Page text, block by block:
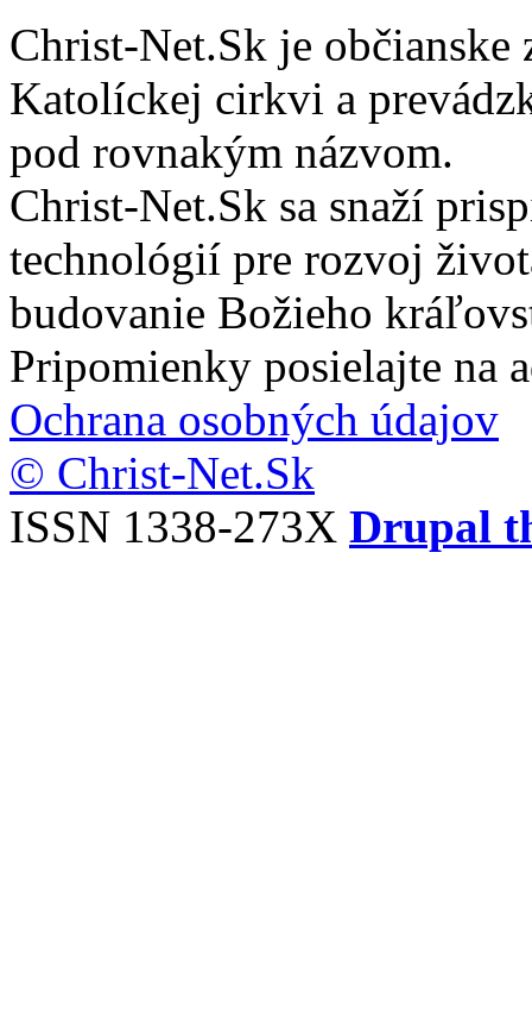
Christ-Net.Sk je
Katolíckej cirkvi a
pod rovnakým názvom.
Christ-Net.Sk sa snaží
technológií pre rozvoj
budovanie Božieho
Pripomienky posielajte na
Ochrana osobných údajov
© Christ-Net.Sk
ISSN 1338-273X Drupal